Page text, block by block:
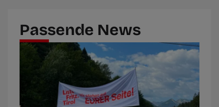
Passende News